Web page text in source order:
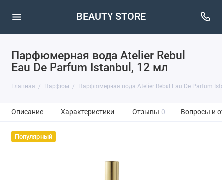
BEAUTY STORE
Парфюмерная вода Atelier Rebul
Eau De Parfum Istanbul, 12 мл
Главная Парфюм Парфюмерная вода Atelier Rebul Eau De Parfum
Описание Характеристики Отзывы 0 Вопросы и
Популярный